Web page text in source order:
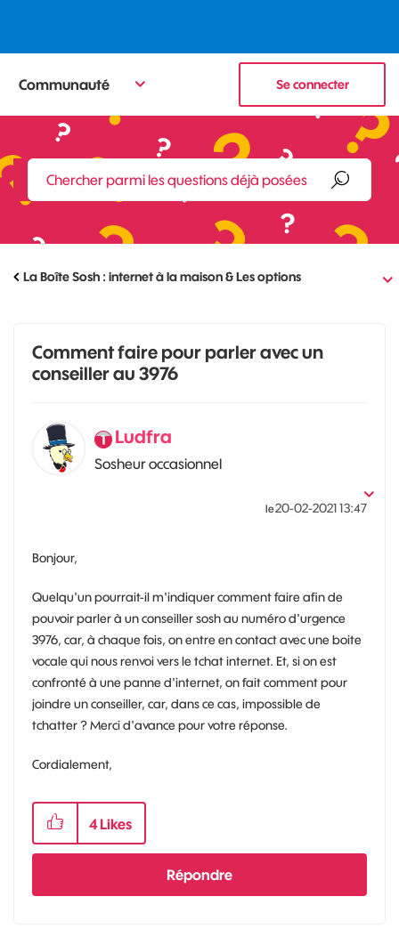
Communauté Se connecter
La Boîte Sosh : internet à la maison & Les options
Comment faire pour parler avec un
conseiller au 3976
Ludfra
Sosheur occasionnel
le‎20-02-202113:47
Bonjour,
Quelqu'un pourrait-il m'indiquer comment faire afin de
pouvoir parler à un conseiller sosh au numéro d'urgence
3976, car, à chaque fois, on entre en contact avec une boite
vocale qui nous renvoi vers le tchat internet. Et, si on est
confronté à une panne d'internet, on fait comment pour
joindre un conseiller, car, dans ce cas, impossible de
tchatter ? Merci d'avance pour votre réponse.
Cordialement,
4Likes
Répondre